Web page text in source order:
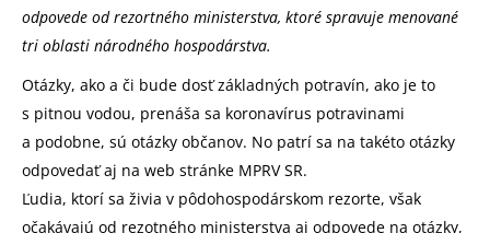
odpovede od rezortného ministerstva, ktoré spravuje menované
tri oblasti národného hospodárstva.
Otázky, ako a či bude dosť základných potravín, ako je to
s pitnou vodou, prenáša sa koronavírus potravinami
a podobne, sú otázky občanov. No patrí sa na takéto otázky
odpovedať aj na web stránke MPRV SR.
Ľudia, ktorí sa živia v pôdohospodárskom rezorte, však
očakávajú od rezotného ministerstva aj odpovede na otázky,